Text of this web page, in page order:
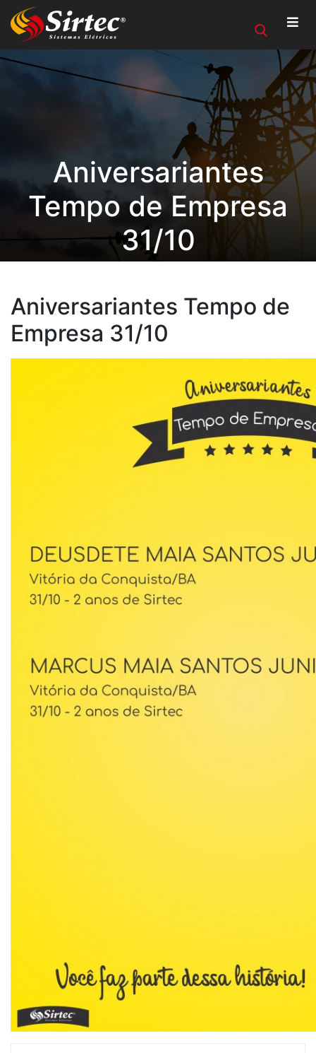
Aniversariantes
Tempo de Empresa
31/10
Aniversariantes Tempo de
Empresa 31/10